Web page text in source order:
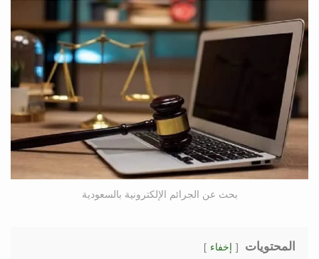
بحث عن الجرائم الإلكترونية بالسعودية
المحتويات إخفاء